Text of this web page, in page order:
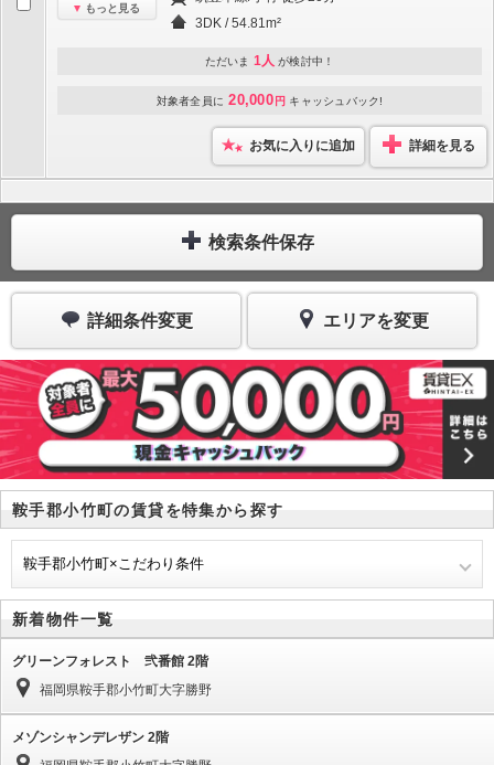
もっと見る
3DK / 54.81m²
ただいま 1人 が検討中！
対象者全員に 20,000 円 キャッシュバック!
お気に入りに追加 詳細を見る
検索条件保存
詳細条件変更 エリアを変更
鞍手郡小竹町の賃貸を特集から探す
鞍手郡小竹町×こだわり条件
新着物件一覧
グリーンフォレスト 弐番館 2階
福岡県鞍手郡小竹町大字勝野
メゾンシャンデレザン 2階